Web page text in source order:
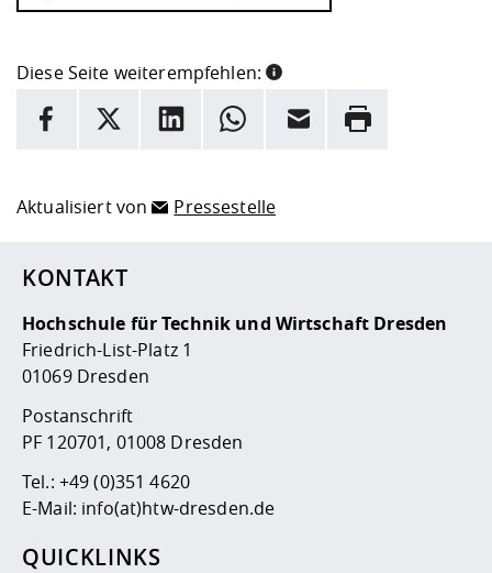
Diese Seite weiterempfehlen:
INFORMATION
Facebook
X LinkedInWhatsappE-Mail Drucken
Aktualisiert von Pressestelle
KONTAKT
Hochschule für Technik und Wirtschaft Dresden
Friedrich-List-Platz 1
01069 Dresden
Postanschrift
PF 120701, 01008 Dresden
Tel.: +49 (0)351 4620
E-Mail: info(at)htw-dresden.de
QUICKLINKS